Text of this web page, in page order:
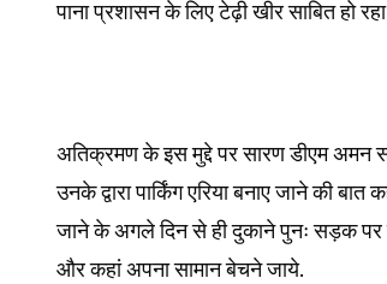
पाना प्रशासन के लिए टेढ़ी खीर साबित हो
अतिक्रमण के इस मुद्दे पर सारण डीएम अमन
उनके द्वारा पार्किंग एरिया बनाए जाने की
जाने के अगले दिन से ही दुकाने पुनः सड़क पर
और कहां अपना सामान बेचने जाये.